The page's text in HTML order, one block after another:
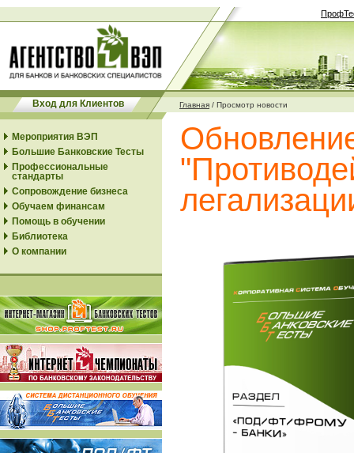
Вход для Клиентов Главная / Просмотр новости
Мероприятия ВЭП
Большие Банковские Тесты
Профессиональные
стандарты
Сопровождение бизнеса
Обучаем финансам
Помощь в обучении
Библиотека
О компании